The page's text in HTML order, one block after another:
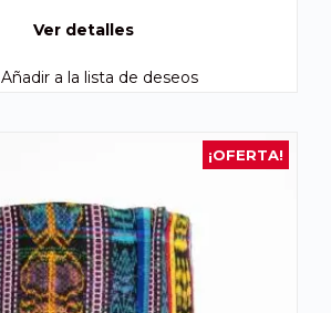
Ver detalles
Añadir a la lista de deseos
¡OFERTA!